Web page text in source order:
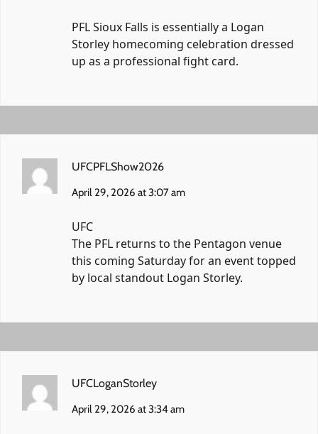
PFL Sioux Falls is essentially a Logan
Storley homecoming celebration dressed
up as a professional fight card.
UFCPFLShow2026
April 29, 2026 at 3:07 am
UFC
The PFL returns to the Pentagon venue
this coming Saturday for an event topped
by local standout Logan Storley.
UFCLoganStorley
April 29, 2026 at 3:34 am